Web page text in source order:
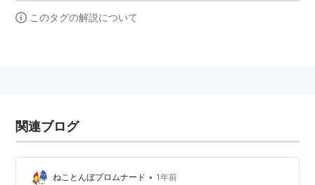
このタグの解説について
関連ブログ
ねことんぼプロムナード • 1年前